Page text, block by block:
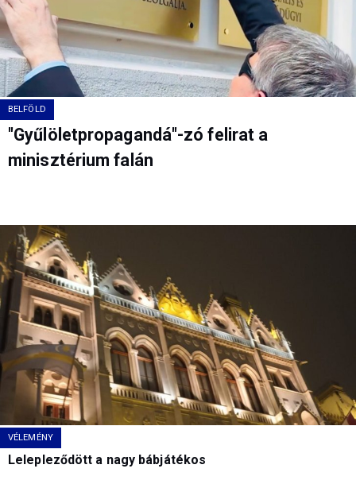
BELFÖLD
"Gyűlöletpropagandá"-zó felirat a
minisztérium falán
VÉLEMÉNY
Lelepleződött a nagy bábjátékos